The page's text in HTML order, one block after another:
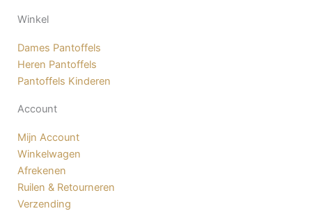
Winkel
Dames Pantoffels
Heren Pantoffels
Pantoffels Kinderen
Account
Mijn Account
Winkelwagen
Afrekenen
Ruilen & Retourneren
Verzending